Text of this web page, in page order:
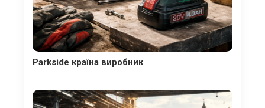
Parkside країна виробник